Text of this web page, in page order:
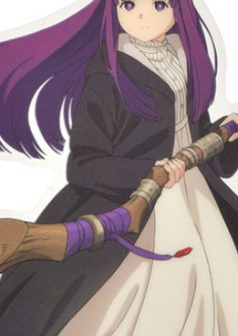
每筆NT$100，滿NT$1,300(含以上)免運費
宅配-離島(澎湖/金門/馬祖)-木棉花樂園專用
每筆NT$220